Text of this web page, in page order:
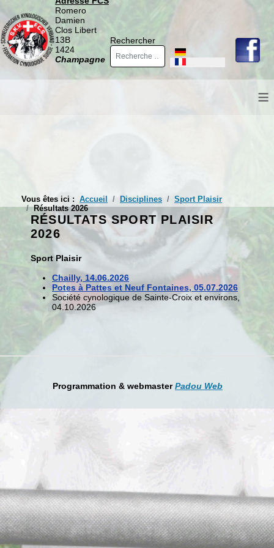
Romero
Damien
Clos Libert
13B
1424
Champagne
Rechercher
Sélectionnez votre langue
≡
Vous êtes ici : Accueil Disciplines
Sport Plaisir
Résultats 2026
RÉSULTATS SPORT PLAISIR
2026
Sport Plaisir
Chailly, 14.06.2026
Potes à Pattes et Neuf Fontaines, 05.07.2026
Société cynologique de Sainte-Croix et environs,
04.10.2026
Programmation & webmasterPadou Web